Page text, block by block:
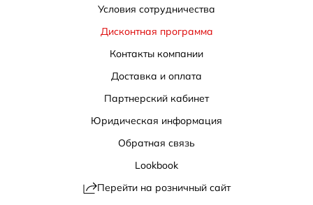
Условия сотрудничества
Дисконтная программа
Контакты компании
Доставка и оплата
Партнерский кабинет
Юридическая информация
Обратная связь
Lookbook
Перейти на розничный сайт